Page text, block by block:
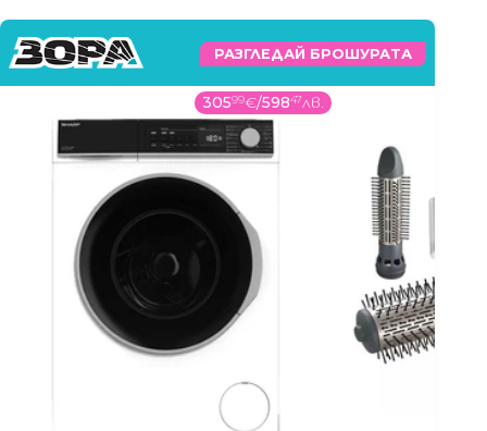
РАЗГЛЕДАЙ БРОШУРАТА
30599€/59847лв.